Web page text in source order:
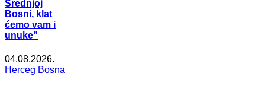
Srednjoj
Bosni, klat
ćemo vam i
unuke”
04.08.2026.
Herceg Bosna